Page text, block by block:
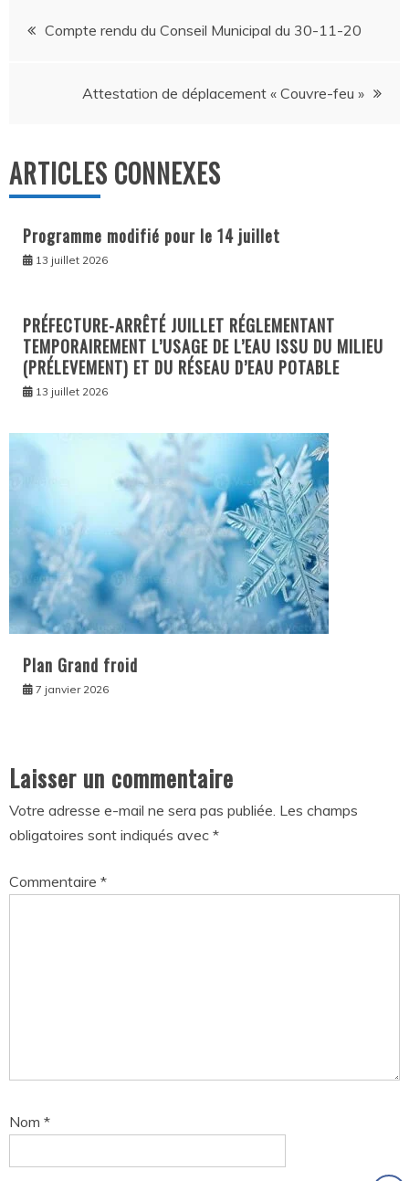
Navigation
Compte rendu du Conseil Municipal du 30-11-20
Attestation de déplacement « Couvre-feu »
ARTICLES CONNEXES
Programme modifié pour le 14 juillet
13 juillet 2026
PRÉFECTURE-ARRÊTÉ JUILLET RÉGLEMENTANT
TEMPORAIREMENT L’USAGE DE L’EAU ISSU DU MILIEU
(PRÉLEVEMENT) ET DU RÉSEAU D’EAU POTABLE
13 juillet 2026
Plan Grand froid
7 janvier 2026
Laisser un commentaire
Votre adresse e-mail ne sera pas publiée. Les champs
obligatoires sont indiqués avec *
Commentaire *
Nom *